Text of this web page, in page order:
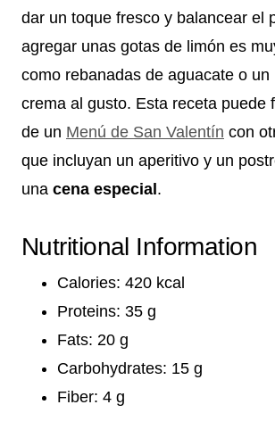
dar un toque fresco y balancear el
agregar unas gotas de limón es
como rebanadas de aguacate o un
crema al gusto. Esta receta puede
de un Menú de San Valentín con
que incluyan un aperitivo y un
una cena especial .
Nutritional Information
Calories: 420 kcal
Proteins: 35 g
Fats: 20 g
Carbohydrates: 15 g
Fiber: 4 g